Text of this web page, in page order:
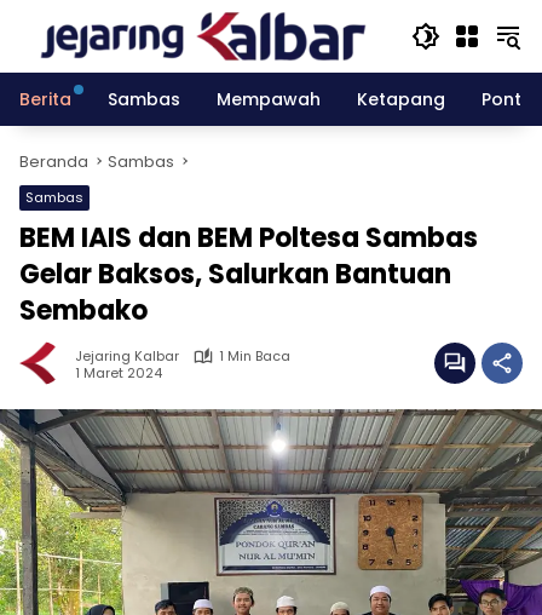
konten
Berita
Sambas Mempawah Ketapang
Beranda Sambas
Sambas
BEM IAIS dan BEM Poltesa Sambas
Gelar Baksos, Salurkan Bantuan
Sembako
Jejaring Kalbar
1 Min Baca
1 Maret 2024